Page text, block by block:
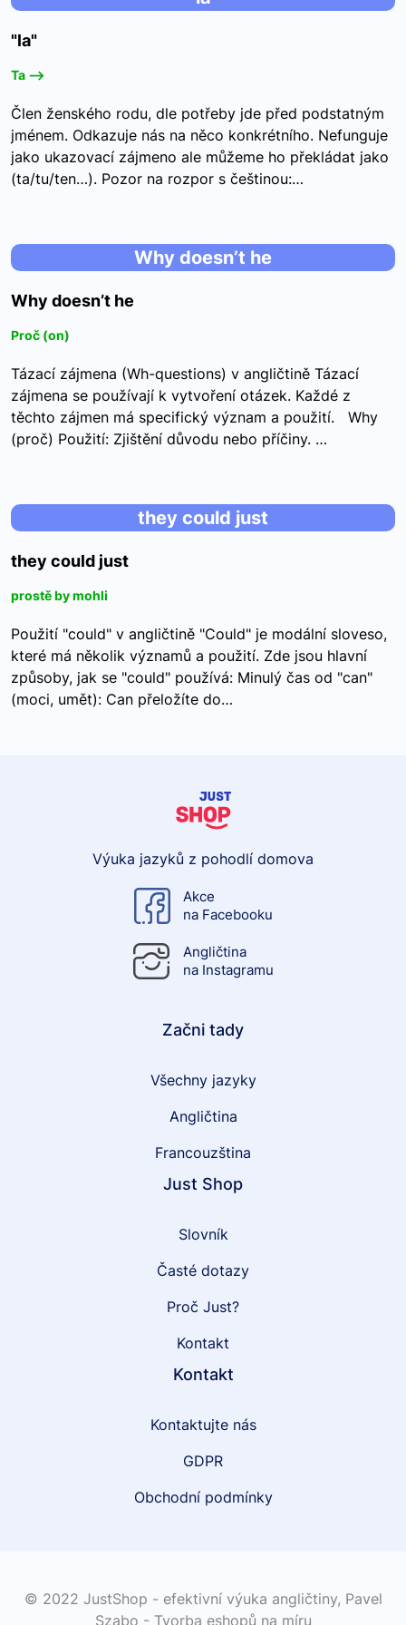
"la"
Ta -->
Člen ženského rodu, dle potřeby jde před podstatným
jménem. Odkazuje nás na něco konkrétního. Nefunguje
jako ukazovací zájmeno ale můžeme ho překládat jako
(ta/tu/ten…). Pozor na rozpor s češtinou:…
Why doesn’t he
Why doesn’t he
Proč (on)
Tázací zájmena (Wh-questions) v angličtině Tázací
zájmena se používají k vytvoření otázek. Každé z
těchto zájmen má specifický význam a použití. Why
(proč) Použití: Zjištění důvodu nebo příčiny. …
they could just
they could just
prostě by mohli
Použití "could" v angličtině "Could" je modální sloveso,
které má několik významů a použití. Zde jsou hlavní
způsoby, jak se "could" používá: Minulý čas od "can"
(moci, umět): Can přeložíte do…
Výuka jazyků z pohodlí domova
Akce
na Facebooku
Angličtina
na Instagramu
Začni tady
Všechny jazyky
Angličtina
Francouzština
Just Shop
Slovník
Časté dotazy
Proč Just?
Kontakt
Kontakt
Kontaktujte nás
GDPR
Obchodní podmínky
© 2022 JustShop - efektivní výuka angličtiny, Pavel
Szabo - Tvorba eshopů na míru